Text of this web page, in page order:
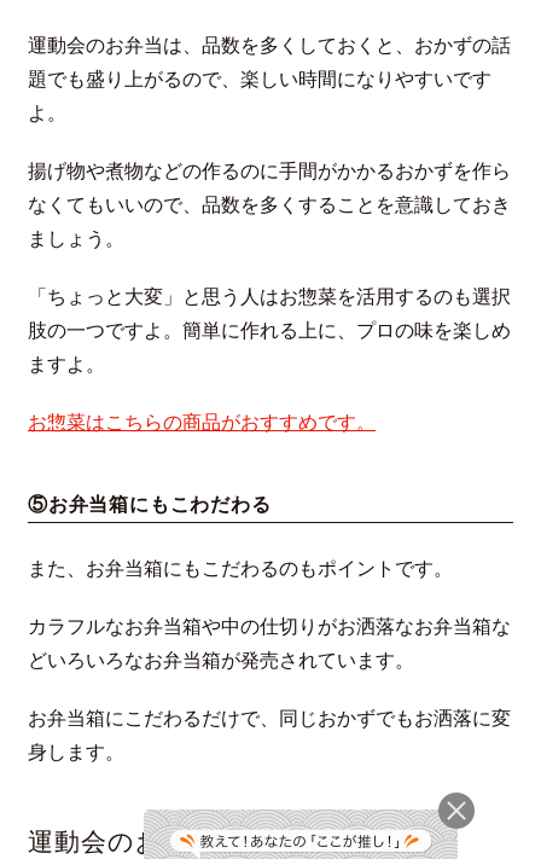
運動会のお弁当は、品数を多くしておくと、おかずの話
題でも盛り上がるので、楽しい時間になりやすいです
よ。
揚げ物や煮物などの作るのに手間がかかるおかずを作ら
なくてもいいので、品数を多くすることを意識しておき
ましょう。
「ちょっと大変」と思う人はお惣菜を活用するのも選択
肢の一つですよ。簡単に作れる上に、プロの味を楽しめ
ますよ。
お惣菜はこちらの商品がおすすめです。
⑤お弁当箱にもこわだわる
また、お弁当箱にもこだわるのもポイントです。
カラフルなお弁当箱や中の仕切りがお洒落なお弁当箱な
どいろいろなお弁当箱が発売されています。
お弁当箱にこだわるだけで、同じおかずでもお洒落に変
身します。
運動会のお弁当の注意点